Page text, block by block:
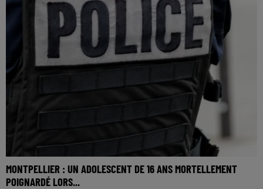
MONTPELLIER : UN ADOLESCENT DE 16 ANS MORTELLEMENT
POIGNARDÉ LORS...